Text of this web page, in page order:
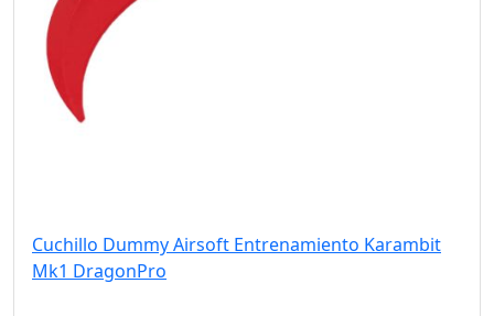
Cuchillo Dummy Airsoft Entrenamiento Karambit
Mk1 DragonPro